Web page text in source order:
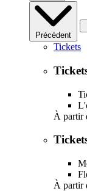
Précédent
Tickets
À partir
À partir